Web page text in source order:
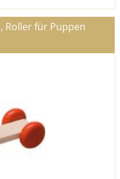
Roller für Puppen